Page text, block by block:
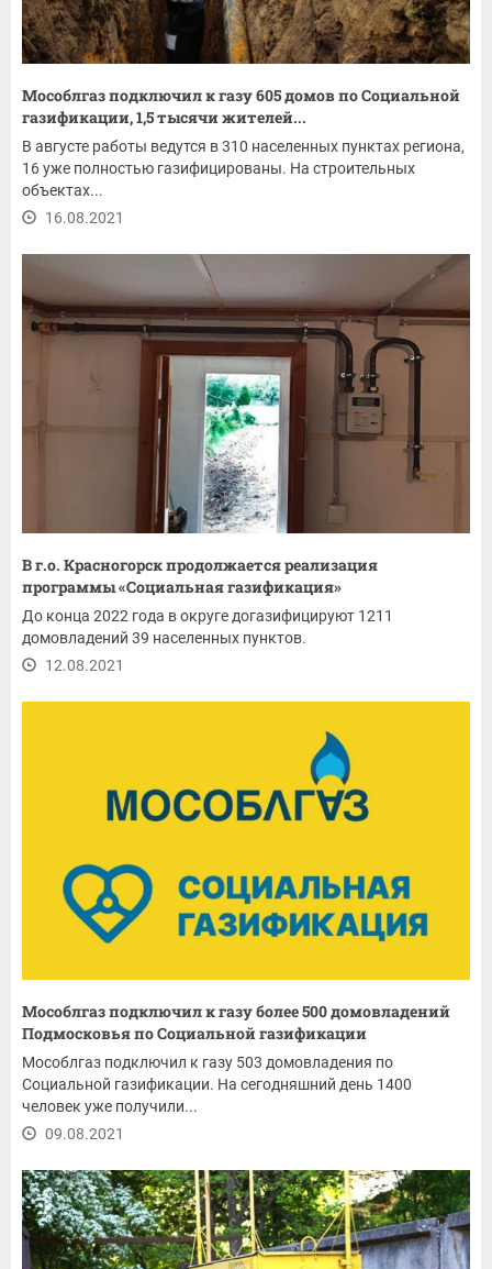
Мособлгаз подключил к газу 605 домов по Социальной
газификации, 1,5 тысячи жителей...
В августе работы ведутся в 310 населенных пунктах региона,
16 уже полностью газифицированы. На строительных
объектах...
16.08.2021
В г.о. Красногорск продолжается реализация
программы «Социальная газификация»
До конца 2022 года в округе догазифицируют 1211
домовладений 39 населенных пунктов.
12.08.2021
Мособлгаз подключил к газу более 500 домовладений
Подмосковья по Социальной газификации
Мособлгаз подключил к газу 503 домовладения по
Социальной газификации. На сегодняшний день 1400
человек уже получили...
09.08.2021